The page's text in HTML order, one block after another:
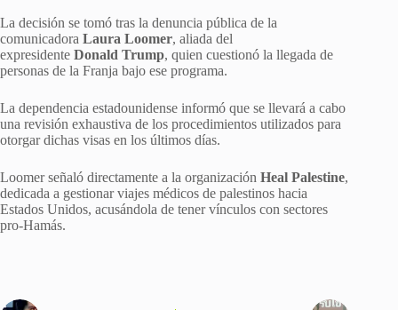
La decisión se tomó tras la denuncia pública de la
comunicadora Laura Loomer, aliada del
expresidente Donald Trump, quien cuestionó la llegada de
personas de la Franja bajo ese programa.
La dependencia estadounidense informó que se llevará a cabo
una revisión exhaustiva de los procedimientos utilizados para
otorgar dichas visas en los últimos días.
Loomer señaló directamente a la organización Heal Palestine,
dedicada a gestionar viajes médicos de palestinos hacia
Estados Unidos, acusándola de tener vínculos con sectores
pro-Hamás.